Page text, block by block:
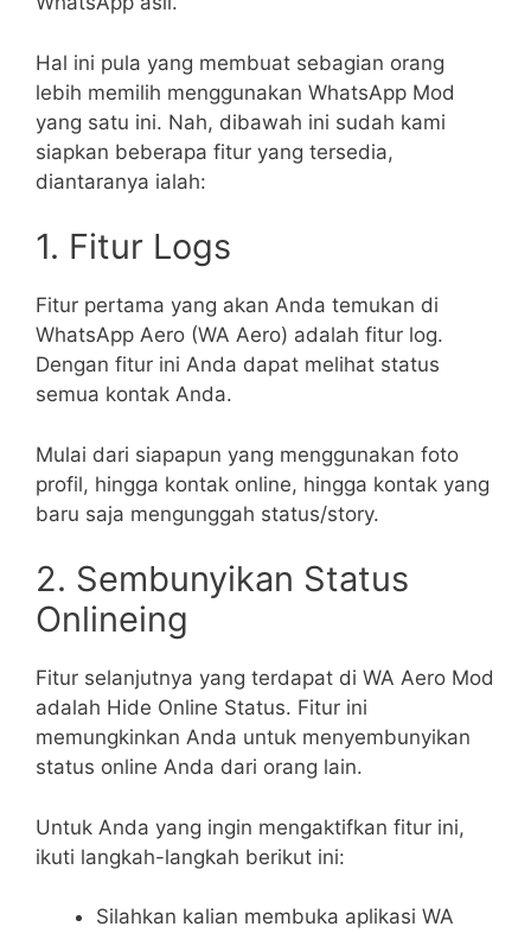
Hal ini pula yang membuat sebagian orang
lebih memilih menggunakan WhatsApp Mod
yang satu ini. Nah, dibawah ini sudah kami
siapkan beberapa fitur yang tersedia,
diantaranya ialah:
1. Fitur Logs
Fitur pertama yang akan Anda temukan di
WhatsApp Aero (WA Aero) adalah fitur log.
Dengan fitur ini Anda dapat melihat status
semua kontak Anda.
Mulai dari siapapun yang menggunakan foto
profil, hingga kontak online, hingga kontak yang
baru saja mengunggah status/story.
2. Sembunyikan Status
Onlineing
Fitur selanjutnya yang terdapat di WA Aero Mod
adalah Hide Online Status. Fitur ini
memungkinkan Anda untuk menyembunyikan
status online Anda dari orang lain.
Untuk Anda yang ingin mengaktifkan fitur ini,
ikuti langkah-langkah berikut ini:
Silahkan kalian membuka aplikasi WA